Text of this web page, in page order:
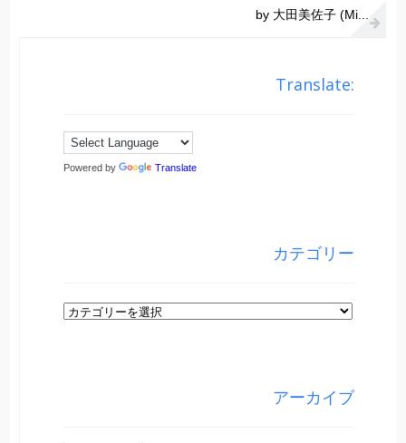
by 大田美佐子 (Mi...
Translate:
Powered by Translate
カテゴリー
カ
アーカイブ